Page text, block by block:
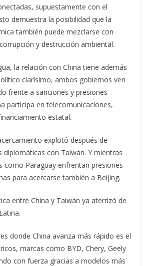
supuestamente con el
demuestra la posibilidad que la
también puede mezclarse con
y destrucción ambiental.
la relación con China tiene además
clarísimo, ambos gobiernos ven
frente a sanciones y presiones
participa en telecomunicaciones,
estatal.
explotó después de
diplomáticas con Taiwán. Y mientras
como Paraguay enfrentan presiones
para acercarse también a Beijing.
entre China y Taiwán ya aterrizó de
donde China avanza más rápido es el
marcas como BYD, Chery, Geely
con fuerza gracias a modelos más